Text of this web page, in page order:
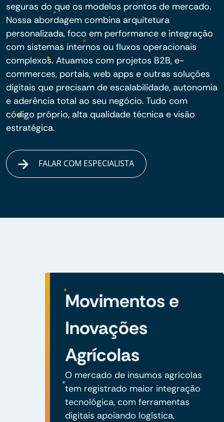
seguras do que os modelos prontos de mercado.
Nossa abordagem combina arquitetura
personalizada, foco em performance e integração
com sistemas internos ou fluxos operacionais
complexos. Atuamos com projetos B2B, e-
commerces, portais, web apps e outras soluções
digitais que precisam de escalabilidade, autonomia
e aderência total ao seu negócio. Tudo com
código próprio, alta qualidade técnica e visão
estratégica.
FALAR COM ESPECIALISTA
Movimentos e
Inovações
Agrícolas
O mercado de insumos agrícolas
tem registrado maior integração
tecnológica, com ferramentas
digitais apoiando logística,